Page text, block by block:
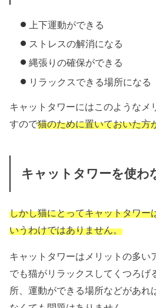
上下運動ができる
ストレスの解消になる
縄張りの確保ができる
リラックスできる場所になる
キャットタワーにはこのようなメ
すので猫のために置いておいた方
キャットタワーを使わ
しかし猫にとってキャットタワー
いうわけではありません。
キャットタワーはメリットの多い
でも猫がリラックスしてくつろげ
所、運動ができる場所などがあれ